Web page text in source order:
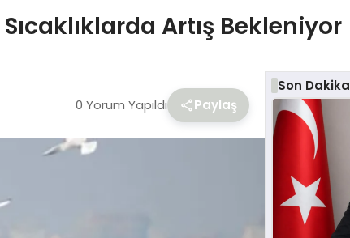
Artış Bekleniyor
0 Yorum Yapıldı Paylaş
Son Dakika